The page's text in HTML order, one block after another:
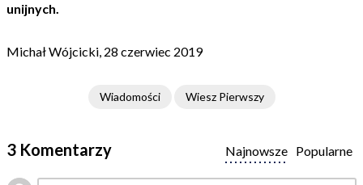
unijnych.
Michał Wójcicki, 28 czerwiec 2019
Wiadomości Wiesz Pierwszy
3 Komentarzy Popularne
Najnowsze